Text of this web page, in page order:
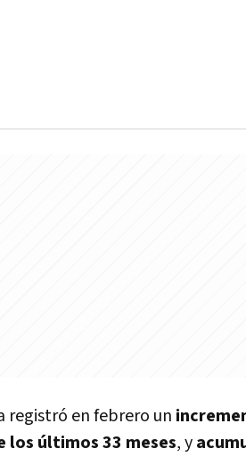
registró en febrero un
los últimos 33 meses, y